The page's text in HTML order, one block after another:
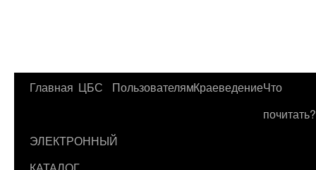
Перейти
содержимому
Главная ЦБС ПользователямКраеведениеЧто
почитать?
ЭЛЕКТРОННЫЙ